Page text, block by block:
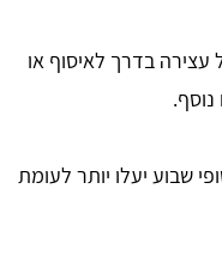
עצירה בדרך לאיסוף או
שבוע יעלו יותר לעומת